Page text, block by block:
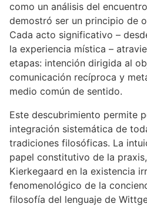
como un análisis del
demostró ser un principio de
Cada acto significativo –
la experiencia mística –
etapas: intención dirigida al
comunicación recíproca y
medio común de sentido.
Este descubrimiento permite
integración sistemática de
tradiciones filosóficas. La
papel constitutivo de la
Kierkegaard en la existencia
fenomenológico de la
filosofía del lenguaje de